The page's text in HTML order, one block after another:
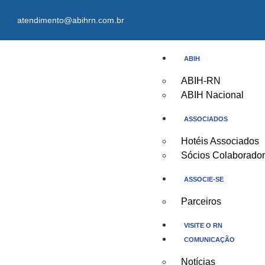
atendimento@abihrn.com.br
ABIH
ABIH-RN
ABIH Nacional
ASSOCIADOS
Hotéis Associados
Sócios
ASSOCIE-SE
Parceiros
VISITE O RN
COMUNICAÇÃO
Notícias